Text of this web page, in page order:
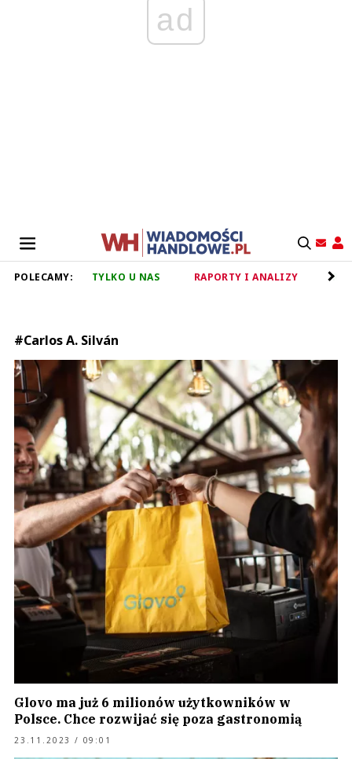
ad
POLECAMY: TYLKO U NAS RAPORTY I ANALIZY
#Carlos A. Silván
Glovo ma już 6 milionów użytkowników w
Polsce. Chce rozwijać się poza gastronomią
23.11.2023 / 09:01